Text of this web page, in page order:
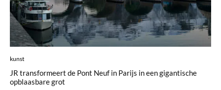
kunst
JR transformeert de Pont Neuf in Parijs in een gigantische
opblaasbare grot